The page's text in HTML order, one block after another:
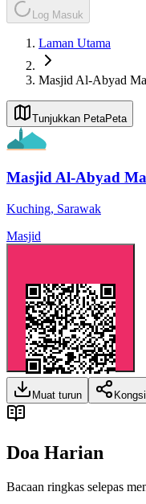
Log Masuk
Laman Utama
Masjid Al-Abyad
Tunjukkan PetaPeta
Masjid Al-Abyad
Kuching, Sarawak
Masjid
Muat turun Kongsi
Doa Harian
Bacaan ringkas selepas